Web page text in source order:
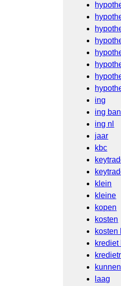
ing
ing
ing nl
jaar
kbc
klein
kleine
kopen
kosten
kosten
krediet
kunnen
laag